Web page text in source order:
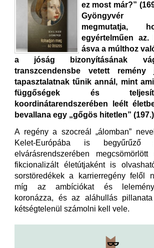
ez most már?”
Gyöngyvér
megmutatja,
egyértelműen az.
ásva a múlthoz
a jóság bizonyításának
transzcendensbe vetett remény
tapasztalatnak tűnik annál, mint
függőségek és
koordinátarendszerében leélt
bevallana egy „gőgös hitetlen” (197.)
A regény a szocreál „álomban”
Kelet-Európába is begyűrűző
elvárásrendszerében
fikcionalizált életútjaként is
sorstöredékek a karrierregény felől
míg az ambíciókat és
koronázza, és az aláhullás
kétségtelenül számolni kell vele.